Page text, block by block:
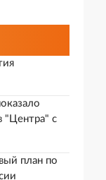
"Центра" с
план по